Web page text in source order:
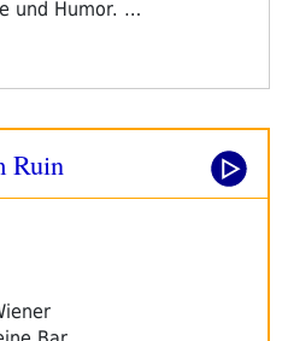
und Humor. …
Ruin